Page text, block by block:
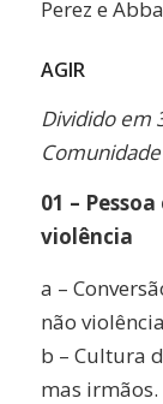
Perez e
AGIR
Dividido em
01 –
violência
a –
não
b – Cultura
mas irmãos.